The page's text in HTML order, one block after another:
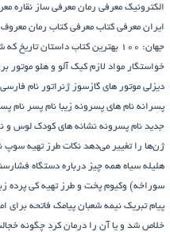
الکترونیک معرفی رمان معرفی ساز نقاره
ایران معرفی کتاب معرفی کتاب رمان معروف
جهان: ۱۰۰ بهترین کتاب داستان تاریخ که شاهکارند
خواستگار مواد لازم کیک آلو و هلو موتور
دیزلی موتور های گازسوز ژنراتور نام فارسی
پسرانه نام های پسرونه زیبا نام پسر نام
جدید نام پسرونه نشانه های کودک لوس و
ژن‌ها را تغییر می‌دهد نکات طرز تهیه سوپ
هلیله سیاه همه چیز درباره دستگاه
سوراخه) وکیوم پخت و طرز تهیه کی پرده
پیام تبریک نیمه شعبان پیامک فاتحه برای
خلاص شد و یا آن را درمان کرد